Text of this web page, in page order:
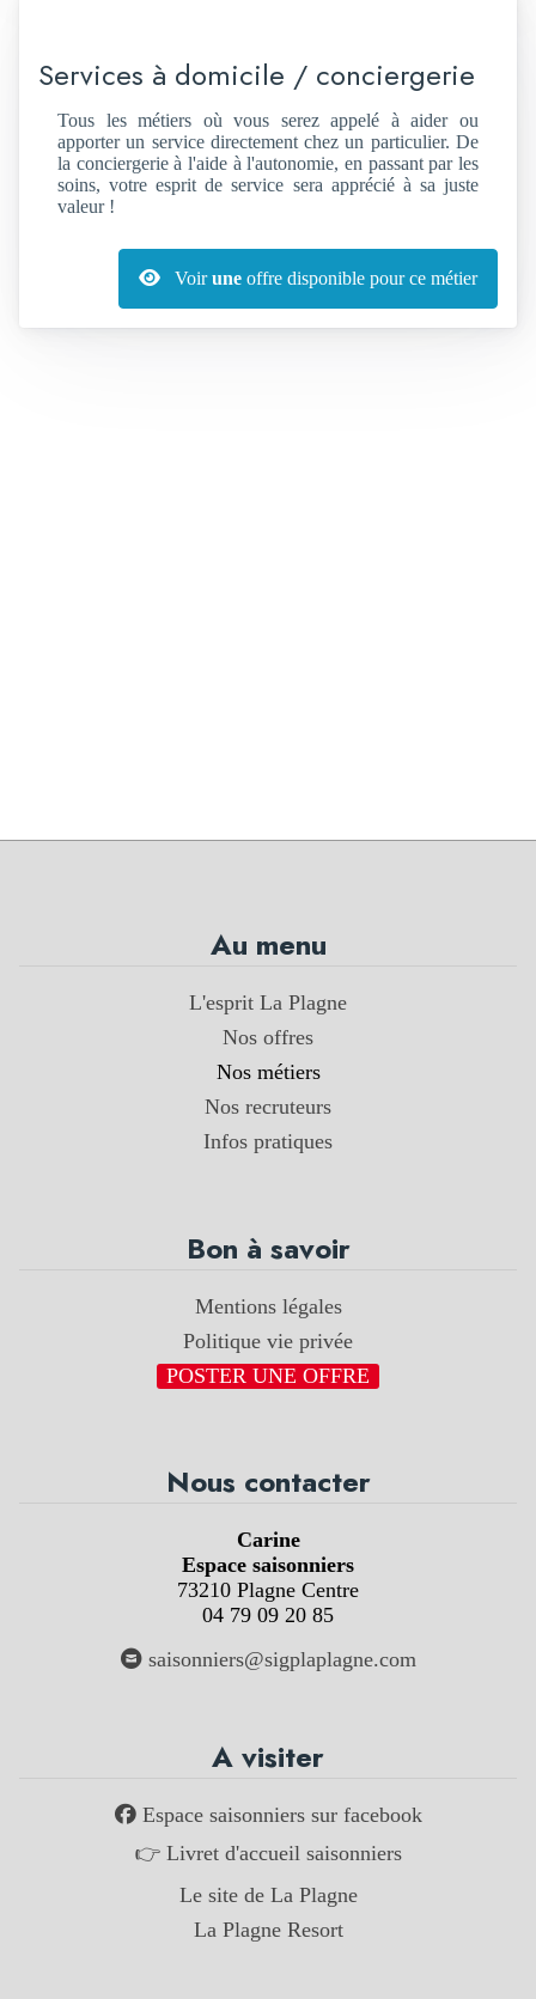
Services à domicile / conciergerie
Tous les métiers où vous serez appelé à aider ou
apporter un service directement chez un particulier. De
la conciergerie à l'aide à l'autonomie, en passant par les
soins, votre esprit de service sera apprécié à sa juste
valeur !
Voirune offre disponible pour ce métier
Au menu
L'esprit La Plagne
Nos offres
Nos métiers
Nos recruteurs
Infos pratiques
Bon à savoir
Mentions légales
Politique vie privée
POSTER UNE OFFRE
Nous contacter
Carine
Espace saisonniers
73210 Plagne Centre
04 79 09 20 85
saisonniers@sigplaplagne.com
A visiter
Espace saisonniers sur facebook
👉 Livret d'accueil saisonniers
Le site de La Plagne
La Plagne Resort